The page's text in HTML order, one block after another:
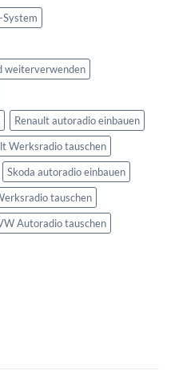
System
weiterverwenden
Renault autoradio einbauen
Werksradio tauschen
Skoda autoradio einbauen
tauschen
Autoradio tauschen